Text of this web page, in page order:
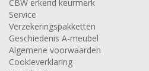
CBW erkend keurmerk
Service
Verzekeringspakketten
Geschiedenis A-meubel
Algemene voorwaarden
Cookieverklaring